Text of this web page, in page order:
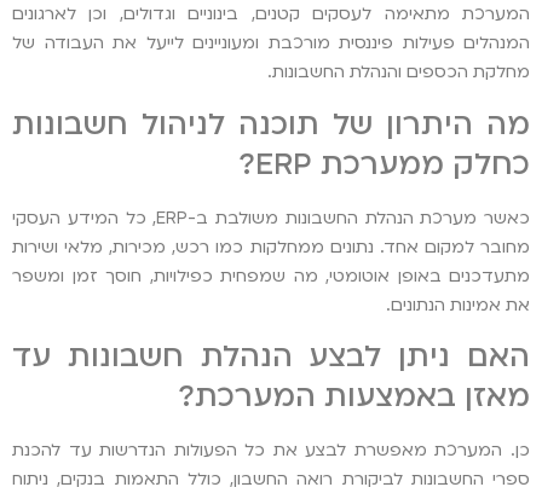
המערכת מתאימה לעסקים קטנים, בינוניים וגדולים, וכן לארגונים
המנהלים פעילות פיננסית מורכבת ומעוניינים לייעל את העבודה של
מחלקת הכספים והנהלת החשבונות.
מה היתרון של תוכנה לניהול חשבונות
כחלק ממערכת ERP?
כאשר מערכת הנהלת החשבונות משולבת ב-ERP, כל המידע העסקי
מחובר למקום אחד. נתונים ממחלקות כמו רכש, מכירות, מלאי ושירות
מתעדכנים באופן אוטומטי, מה שמפחית כפילויות, חוסך זמן ומשפר
את אמינות הנתונים.
האם ניתן לבצע הנהלת חשבונות עד
מאזן באמצעות המערכת?
כן. המערכת מאפשרת לבצע את כל הפעולות הנדרשות עד להכנת
ספרי החשבונות לביקורת רואה החשבון, כולל התאמות בנקים, ניתוח